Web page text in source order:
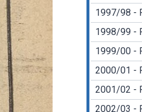
1997/98 -
1998/99 -
1999/00 -
2000/01 -
2001/02 -
2002/03 -